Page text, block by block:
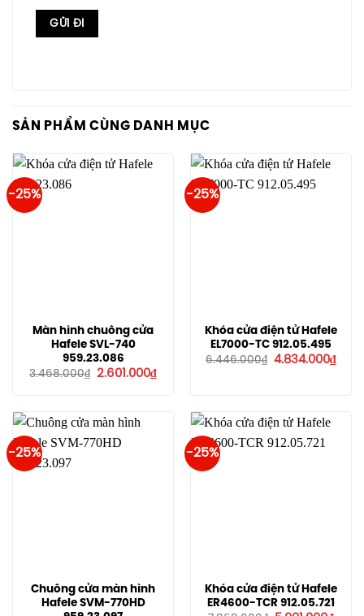
SẢN PHẨM CÙNG DANH MỤC
-25%
Màn hình chuông cửa
Hafele SVL-740
959.23.086
3.468.000₫
Giá
2.601.000₫Giá
hiện
2.601.000₫.
-25%
Khóa cửa điện tử Hafele
EL7000-TC 912.05.495
6.446.000₫ Giá
4.834.000₫Giá
hiện
-25%
Chuông cửa màn hình
Hafele SVM-770HD
-25%
Khóa cửa điện tử Hafele
ER4600-TCR 912.05.721